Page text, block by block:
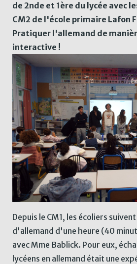
de 2nde et 1ère du lycée avec
CM2 de l'école primaire Lafon
Pratiquer l'allemand de
interactive !
Depuis le CM1, les écoliers
d'allemand d'une heure (40
avec Mme Bablick. Pour eux,
lycéens en allemand était une